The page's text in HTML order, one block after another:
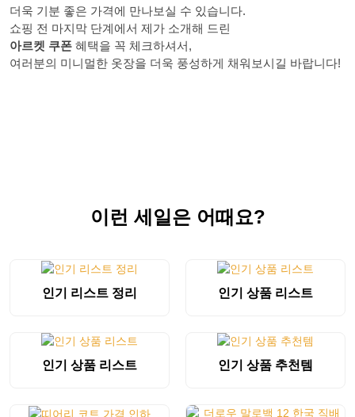
더욱 기분 좋은 가격에 만나보실 수 있습니다.
쇼핑 전 마지막 단계에서 제가 소개해 드린
아르켓 쿠폰 혜택을 꼭 체크하셔서,
여러분의 미니멀한 옷장을 더욱 풍성하게 채워보시길 바랍니다!
이런 세일은 어때요?
인기 리스트 정리 인기 상품 리스트
인기 상품 리스트 인기 상품 추천템